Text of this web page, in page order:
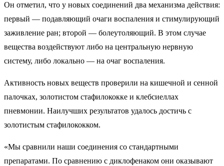
Он отметил, что у новых соединений два механизма действия:
первый — подавляющий очаги воспаления и стимулирующий
заживление ран; второй — болеутоляющий. В этом случае
вещества воздействуют либо на центральную нервную
систему, либо локально — на очаг воспаления.
Активность новых веществ проверили на кишечной и сенной
палочках, золотистом стафилококке и клебсиеллах
пневмонии. Наилучших результатов удалось достичь с
золотистым стафилококком.
«Мы сравнили наши соединения со стандартными
препаратами. По сравнению с диклофенаком они оказывают